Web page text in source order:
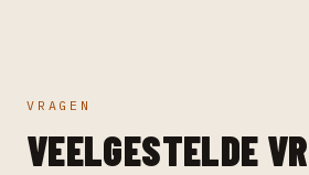
VRAGEN
VEELGESTELDE